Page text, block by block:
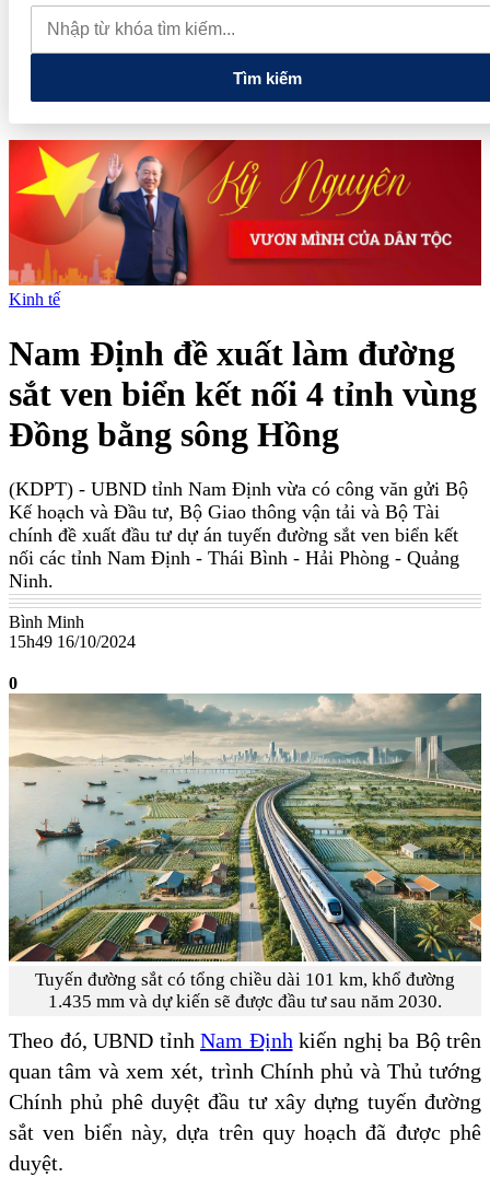
lao dốc mất mốc 100.000 đồng/kg
Chính phủ kiến tạo hệ sinh
thái phát triển, nâng tầm kinh tế tư nhân
Tìm kiếm
Kinh tế
Nam Định đề xuất làm đường
sắt ven biển kết nối 4 tỉnh vùng
Đồng bằng sông Hồng
(KDPT) - UBND tỉnh Nam Định vừa có công văn gửi Bộ
Kế hoạch và Đầu tư, Bộ Giao thông vận tải và Bộ Tài
chính đề xuất đầu tư dự án tuyến đường sắt ven biển kết
nối các tỉnh Nam Định - Thái Bình - Hải Phòng - Quảng
Ninh.
Bình Minh
15h49 16/10/2024
0
Tuyến đường sắt có tổng chiều dài 101 km, khổ đường
1.435 mm và dự kiến sẽ được đầu tư sau năm 2030.
Theo đó, UBND tỉnh Nam Định kiến nghị ba Bộ trên
quan tâm và xem xét, trình Chính phủ và Thủ tướng
Chính phủ phê duyệt đầu tư xây dựng tuyến đường
sắt ven biển này, dựa trên quy hoạch đã được phê
duyệt.